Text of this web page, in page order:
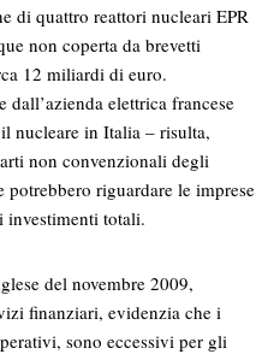
di quattro reattori nucleari EPR
non coperta da brevetti
12 miliardi di euro.
elettrica francese
nucleare in Italia – risulta,
non convenzionali degli
riguardare le imprese
investimenti totali.
del novembre 2009,
finanziari, evidenzia che i
sono eccessivi per gli